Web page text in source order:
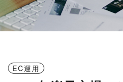
EC運用